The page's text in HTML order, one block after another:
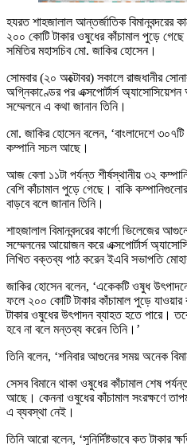
হযরত শাহজালাল আন্তর্জাতিক
২০০ কোটি টাকার ওষুধের কাঁচামাল পুড়ে গেছে
সমিতির মহাসচিব মো. জাকির হোসেন।
সোমবার (২০ অক্টোবর) সকালে রাজধানীর
অগ্নিকাণ্ডের পর এক্সপোর্টার্স
সম্মেলনে এ কথা জানান তিনি।
মো. জাকির হোসেন বলেন, ‘বাংলাদেশে
কম্পানি সচল আছে।
আজ বেলা ১১টা পর্যন্ত শীর্ষস্থানীয় ৩২
বেশি কাঁচামাল পুড়ে গেছে। বাকি
বাড়বে বলে জানান তিনি।
শাহজালাল বিমানবন্দরের কার্গো ভিলেজের
সম্মেলনের আয়োজন করে এক্সপোর্টার্স
লিখিত বক্তব্য পাঠ করেন ইএবি সভাপতি
জাকির হোসেন বলেন, ‘একেকটি ওষুধ
ফলে ২০০ কোটি টাকার কাঁচামাল পুড়ে
টাকার ওষুধের উৎপাদন ব্যাহত হতে পারে।
হবে না বলে মন্তব্য করেন তিনি।’
তিনি বলেন, ‘শনিবার আগুনের সময় অনেক বিমান
সেসব বিমানে থাকা ওষুধের কাঁচামাল শেষ
আছে। কেননা ওষুধের কাঁচামাল সংরক্ষণে
এ ব্যবস্থা নেই।
তিনি আরো বলেন, ‘সুনির্দিষ্টভাবে কত টাকার